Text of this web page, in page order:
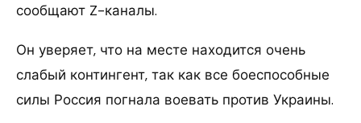
сообщают Z-каналы.
Он уверяет, что на месте находится очень
слабый контингент, так как все боеспособные
силы Россия погнала воевать против Украины.